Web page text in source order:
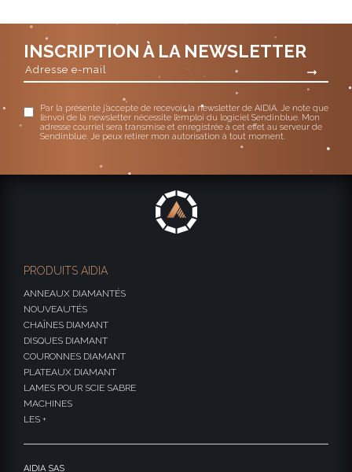
INSCRIPTION À LA NEWSLETTER
Par la présente j’accepte de recevoir la newsletter de AIDIA. Je note que
l’envoi de la newsletter nécessite l’emploi du logiciel Sendinblue. Mon
adresse courriel sera transmise et enregistrée à cet effet au serveur de
Sendinblue. Je peux retirer mon autorisation à tout moment.
PRODUITS AIDIA
ANNEAUX DIAMANTÉS
NOUVEAUTÉS
CHAÎNES DIAMANT
DISQUES DIAMANT
COURONNES DIAMANT
PLATEAUX DIAMANT
LAMES POUR SCIE SABRE
MACHINES
LES +
AIDIA SAS